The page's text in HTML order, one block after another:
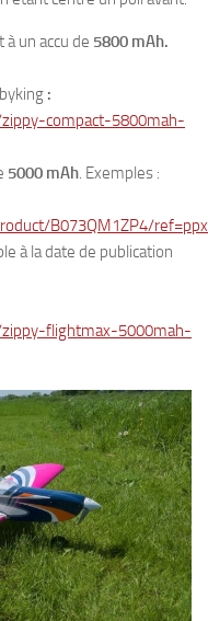
un accu de 5800 mAh.
:
compact-5800mah-
5000 mAh. Exemples :
B073QM1ZP4/
à la date de publication
flightmax-5000mah-